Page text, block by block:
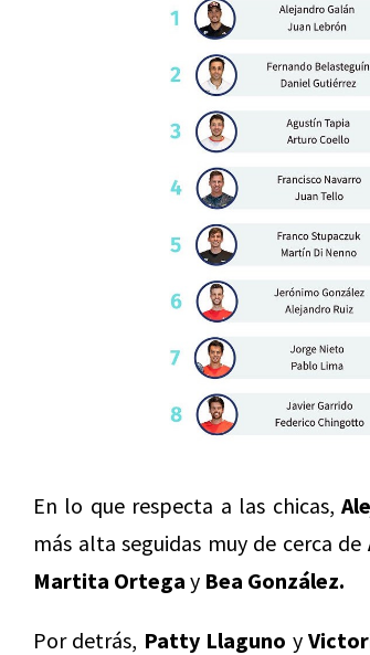
En lo que respecta a las chicas,
más alta seguidas muy de cerca de
Martita Ortega y Bea González.
Por detrás, Patty Llaguno y